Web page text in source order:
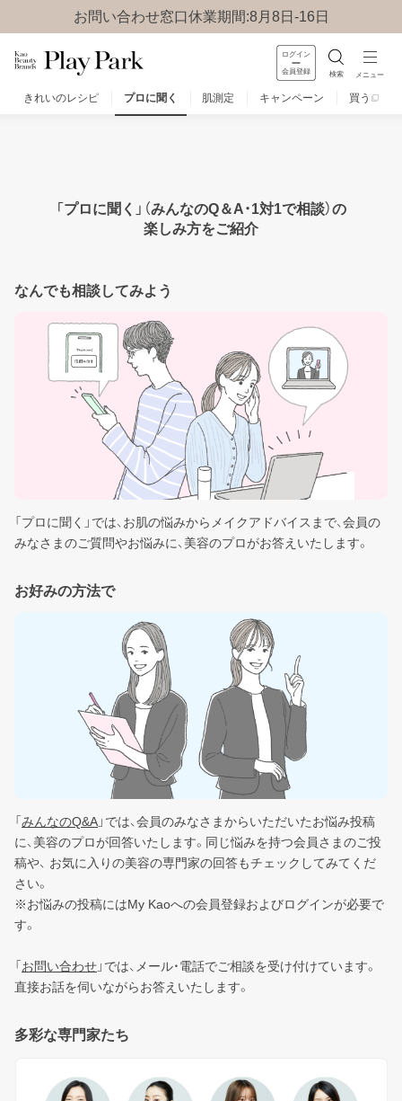
お問い合わせ窓口休業期間:8月8日-16日
ログイン
会員登録 検索 メニュー
きれいのレシピ プロに聞く 肌測定 キャンペーン 買う
「プロに聞く」（みんなのQ＆A・1対1で相談）の
楽しみ方をご紹介
なんでも相談してみよう
「プロに聞く」では、お肌の悩みからメイクアドバイスまで、会員の
みなさまのご質問やお悩みに、美容のプロがお答えいたします。
お好みの方法で
「 みんなのQ&A 」では、会員のみなさまからいただいたお悩み投稿
に、美容のプロが回答いたします。同じ悩みを持つ会員さまのご投
稿や、 お気に入りの美容の専門家の回答もチェックしてみてくだ
さい。
※お悩みの投稿にはMy Kaoへの会員登録およびログインが必要で
す。
「 お問い合わせ 」では、メール・電話でご相談を受け付けています。
直接お話を伺いながらお答えいたします。
多彩な専門家たち